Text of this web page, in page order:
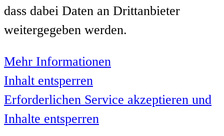
dass dabei Daten an Drittanbieter
weitergegeben werden.
Mehr Informationen
Inhalt entsperren
Erforderlichen Service akzeptieren und
Inhalte entsperren